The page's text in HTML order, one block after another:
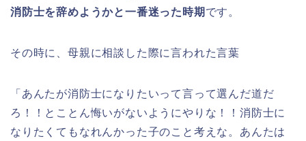
消防士を辞めようかと一番迷った時期 です。
その時に、母親に相談した際に言われた言葉
「あんたが消防士になりたいって言って選んだ道だ
ろ！！とことん悔いがないようにやりな！！消防士に
なりたくてもなれんかった子のこと考えな。あんたは